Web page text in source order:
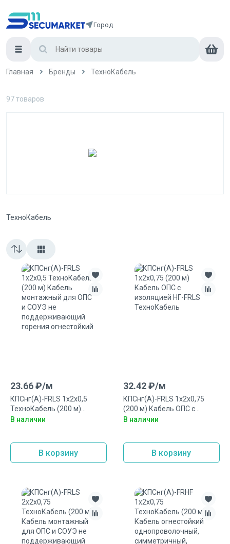
Город
Главная Бренды ТехноКабель
97товаров
ТехноКабель
23.66₽/м
КПСнг(А)-FRLS 1x2x0,5
ТехноКабель (200 м)
Кабель монтажный для
огнестойкий
В наличии
В корзину
32.42₽/м
КПСнг(А)-FRLS 1x2x0,75
(200 м) Кабель ОПС с
изоляцией НГ-FRLS
В наличии
В корзину